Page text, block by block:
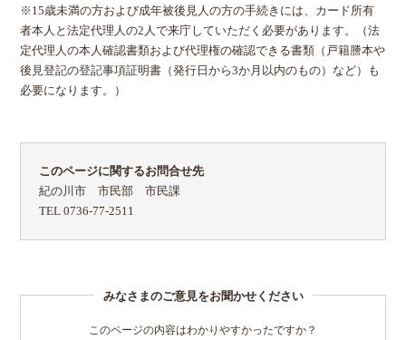
※15歳未満の方および成年被後見人の方の手続きには、カード所有
者本人と法定代理人の2人で来庁していただく必要があります。（法
定代理人の本人確認書類および代理権の確認できる書類（戸籍謄本や
後見登記の登記事項証明書（発行日から3か月以内のもの）など）も
必要になります。）
このページに関するお問合せ先
紀の川市 市民部 市民課
TEL 0736-77-2511
みなさまのご意見をお聞かせください
このページの内容はわかりやすかったですか？